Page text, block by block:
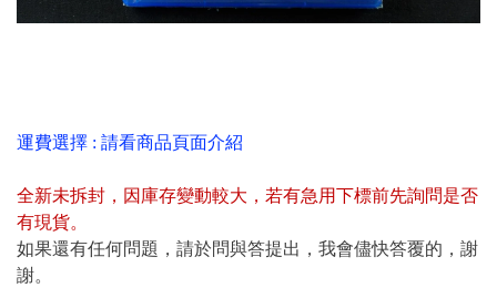
運費選擇 : 請看商品頁面介紹
全新未拆封 ， 因庫存變動較大，若有急用下標前先詢問是否
有現貨。
如果還有任何問題，請於問與答提出，我會儘快答覆的，謝
謝。